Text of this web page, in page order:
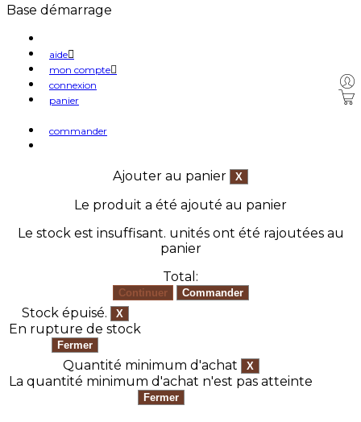
Base démarrage
aide
mon compte
connexion
panier
commander
Ajouter au panier
Le produit a été ajouté au panier
Le stock est insuffisant. unités ont été rajoutées au
panier
Total:
Stock épuisé.
En rupture de stock
Quantité minimum d'achat
La quantité minimum d'achat n'est pas atteinte